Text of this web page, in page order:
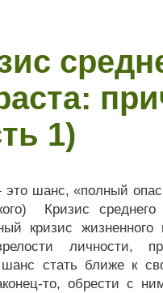
1)
шанс, «полный
Кризис среднего
кризис жизненного
личности,
шанс стать ближе к
то, обрести с